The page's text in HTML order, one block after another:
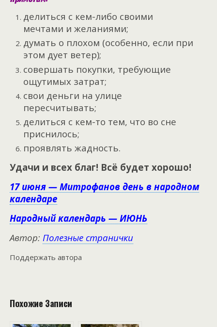
делиться с кем-либо своими
мечтами и желаниями;
думать о плохом (особенно, если при
этом дует ветер);
совершать покупки, требующие
ощутимых затрат;
свои деньги на улице
пересчитывать;
делиться с кем-то тем, что во сне
приснилось;
проявлять жадность.
Удачи и всех благ! Всё будет хорошо!
17 июня — Митрофанов день в народном
календаре
Народный календарь — ИЮНЬ
Автор: Полезные странички
Поддержать автора
Похожие Записи